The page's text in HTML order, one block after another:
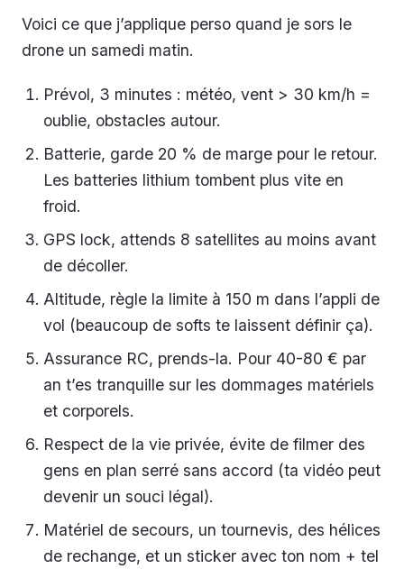
Voici ce que j’applique perso quand je sors le
drone un samedi matin.
Prévol, 3 minutes : météo, vent > 30 km/h =
oublie, obstacles autour.
Batterie, garde 20 % de marge pour le retour.
Les batteries lithium tombent plus vite en
froid.
GPS lock, attends 8 satellites au moins avant
de décoller.
Altitude, règle la limite à 150 m dans l’appli de
vol (beaucoup de softs te laissent définir ça).
Assurance RC, prends-la. Pour 40-80 € par
an t’es tranquille sur les dommages matériels
et corporels.
Respect de la vie privée, évite de filmer des
gens en plan serré sans accord (ta vidéo peut
devenir un souci légal).
Matériel de secours, un tournevis, des hélices
de rechange, et un sticker avec ton nom + tel